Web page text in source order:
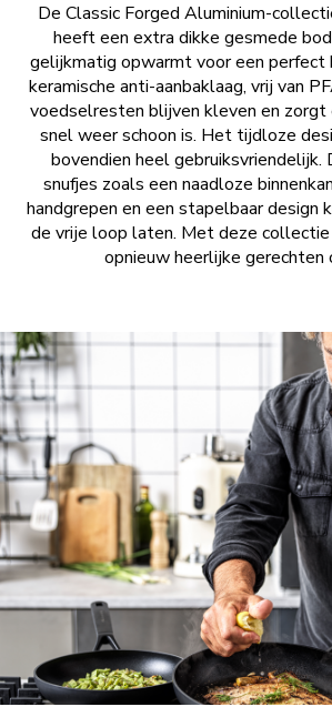
De Classic Forged Aluminium-
heeft een extra dikke gesmede
gelijkmatig opwarmt voor een perfect
keramische anti-aanbaklaag, vrij van
voedselresten blijven kleven en zorgt
snel weer schoon is. Het tijdloze
bovendien heel gebruiksvriendelijk.
snufjes zoals een naadloze
handgrepen en een stapelbaar design
de vrije loop laten. Met deze
opnieuw heerlijke gerechten